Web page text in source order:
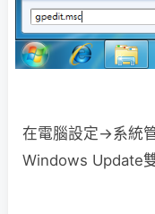
在電腦設定→系統
Windows Update